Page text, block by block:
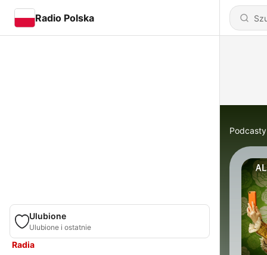
Radio Polska
Ulubione
Ulubione i ostatnie
Radia
Podcasty